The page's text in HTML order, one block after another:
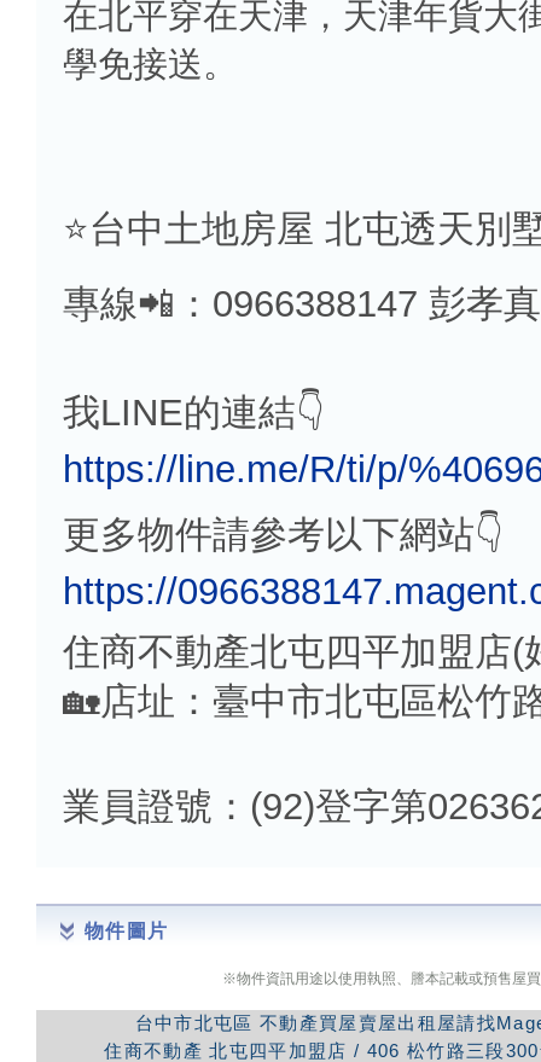
在北平穿在天津，天津年貨大
學免接送。
⭐️台中土地房屋 北屯透天別
專線📲：0966388147 彭孝真
我LINE的連結👇
https://line.me/R/ti/p/
更多物件請參考以下網站👇
https://
住商不動產北屯四平加盟店
🏡店址：臺中市北屯區松竹
業員證號：(92)登字第
物件圖片
※物件資訊用途以使用執照、謄本記載或預售屋
台中市北屯區 不動產買屋賣屋出租屋請找
住商不動產 北屯四平加盟店 / 406 松竹路三段